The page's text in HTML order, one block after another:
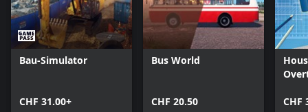
Bau-Simulator
CHF 31.00+
Bus World
CHF 20.50 CHF